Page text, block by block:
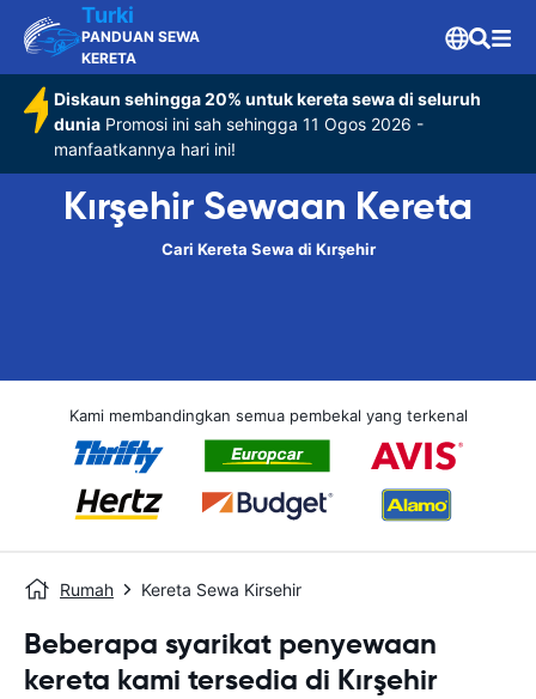
Turki
PANDUAN SEWA
KERETA
Diskaun sehingga 20% untuk kereta sewa di seluruh
dunia Promosi ini sah sehingga 11 Ogos 2026 -
manfaatkannya hari ini!
Kırşehir Sewaan Kereta
Cari Kereta Sewa di Kırşehir
Kami membandingkan semua pembekal yang terkenal
Rumah Kereta Sewa Kirsehir
Beberapa syarikat penyewaan
kereta kami tersedia di Kırşehir